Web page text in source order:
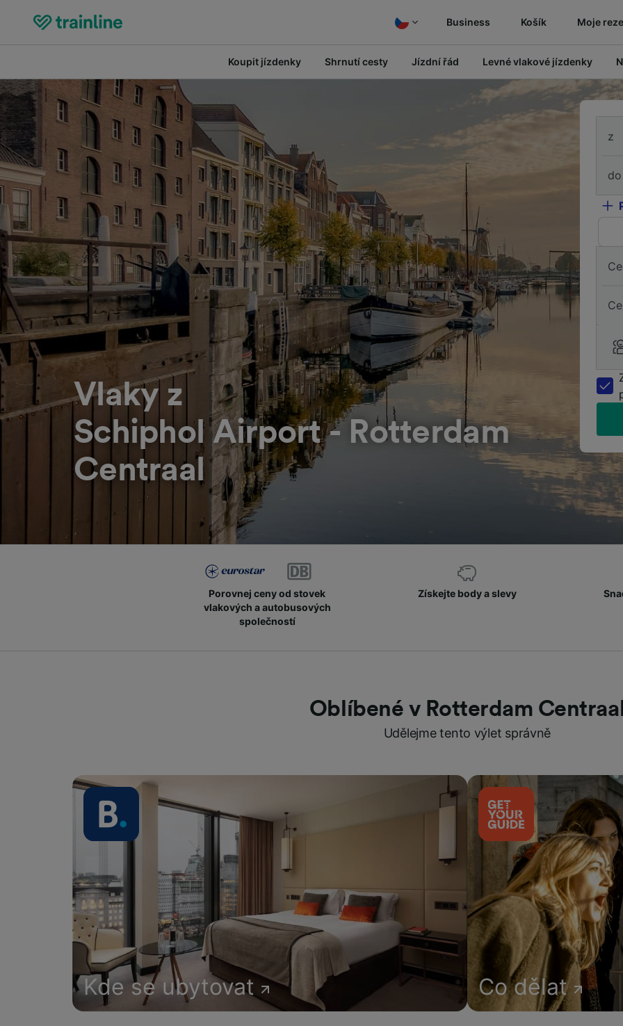
Business Košík Moje
Koupit jízdenky Shrnutí cesty Jízdní řád Levné vlakové jízdenky
Vlaky z
Schiphol Airport - Rotterdam
Centraal
z
do
Porovnej ceny od stovek
vlakových a autobusových
společností
Získejte body a slevy
Oblíbené v Rotterdam
Udělejme tento výlet správně
Kde se ubytovat Co dělat